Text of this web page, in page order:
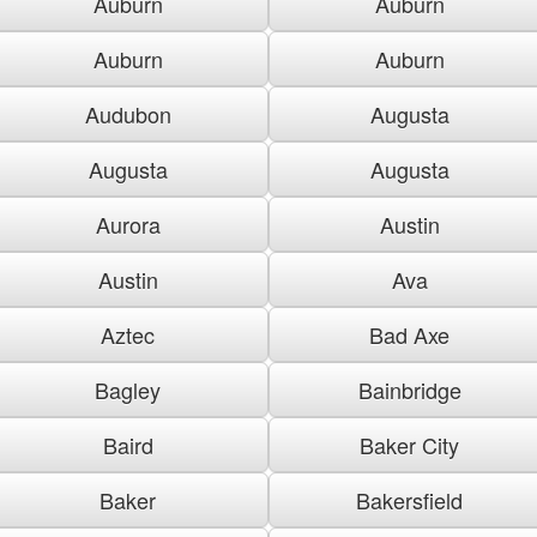
Auburn
Auburn
Audubon
Augusta
Augusta
Augusta
Aurora
Austin
Austin
Ava
Aztec
Bad Axe
Bagley
Bainbridge
Baird
Baker City
Baker
Bakersfield